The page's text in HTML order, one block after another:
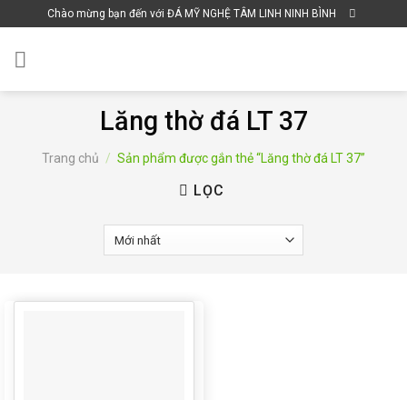
to
content
Chào mừng bạn đến với ĐÁ MỸ NGHỆ TÂM LINH NINH BÌNH
Lăng thờ đá LT 37
Trang chủ / Sản phẩm được gắn thẻ “Lăng thờ đá LT 37”
LỌC